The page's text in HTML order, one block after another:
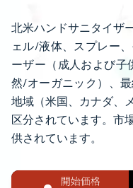
北米ハンドサニタイザ
ェル/液体、スプレー
ーザー（成人および子
然/オーガニック）、
地域（米国、カナダ、
区分されています。市
供されています。